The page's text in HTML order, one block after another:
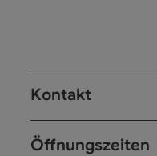
Kontakt
Öffnungszeiten